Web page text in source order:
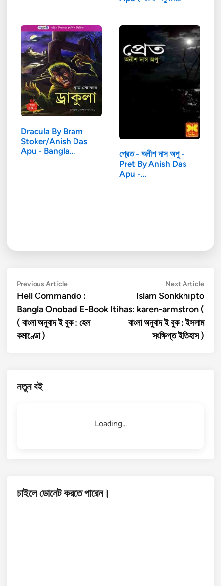
Dracula By Bram
Stoker/Anish Das
Apu - Bangla
প্রেত - অনীশ দাস অপু -
Pret By Anish Das
Apu -…
Post
navigation
Previous ArticlePrevious
article:
Hell Commando :
Bangla Onobad E-Book
( বাংলা অনুবাদ ই বুক : হেল
কমাণ্ডো )
Next ArticleNext
Islam Sonkkhipto
Itihas: karen-armstron (
বাংলা অনুবাদ ই বুক : ইসলাম
সংক্ষিপ্ত ইতিহাস )
নতুন বই
Loading...
চাইলে ডোনেট করতে পারেন।